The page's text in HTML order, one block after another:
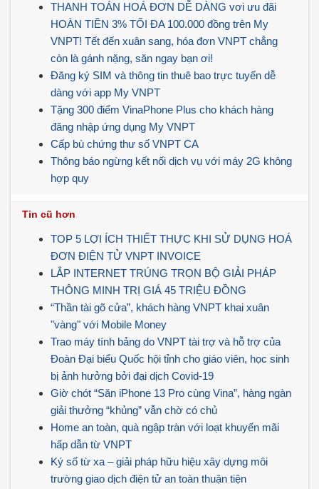
THANH TOÁN HOÁ ĐƠN DỄ DÀNG vơi ưu đãi
HOÀN TIỀN 3% TỐI ĐA 100.000 đồng trên My
VNPT! Tết đến xuân sang, hóa đơn VNPT chẳng
còn là gánh nặng, săn ngay bạn ơi!
Đăng ký SIM và thông tin thuê bao trực tuyến dễ
dàng với app My VNPT
Tặng 300 điểm VinaPhone Plus cho khách hàng
đăng nhập ứng dụng My VNPT
Cấp bù chứng thư số VNPT CA
Thông báo ngừng kết nối dịch vụ với máy 2G không
hợp quy
Tin cũ hơn
TOP 5 LỢI ÍCH THIẾT THỰC KHI SỬ DỤNG HOÁ
ĐƠN ĐIỆN TỬ VNPT INVOICE
LẮP INTERNET TRÚNG TRỌN BỘ GIẢI PHÁP
THÔNG MINH TRỊ GIÁ 45 TRIỆU ĐỒNG
“Thần tài gõ cửa”, khách hàng VNPT khai xuân
"vàng" với Mobile Money
Trao máy tính bảng do VNPT tài trợ và hỗ trợ của
Đoàn Đại biểu Quốc hội tỉnh cho giáo viên, học sinh
bị ảnh hưởng bởi đại dịch Covid-19
Giờ chót “Săn iPhone 13 Pro cùng Vina”, hàng ngàn
giải thưởng “khủng” vẫn chờ có chủ
Home an toàn, quà ngập tràn với loạt khuyến mãi
hấp dẫn từ VNPT
Ký số từ xa – giải pháp hữu hiệu xây dựng môi
trường giao dịch điện tử an toàn thuận tiện